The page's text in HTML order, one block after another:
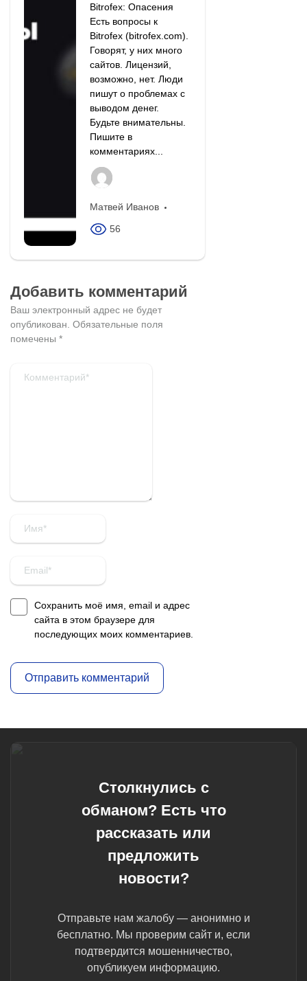
Bitrofex: Опасения
Есть вопросы к
Bitrofex (bitrofex.com).
Говорят, у них много
сайтов. Лицензий,
возможно, нет. Люди
пишут о проблемах с
выводом денег.
Будьте внимательны.
Пишите в
комментариях...
Матвей Иванов
56
Добавить комментарий
Ваш электронный адрес не будет
опубликован. Обязательные поля
помечены *
Сохранить моё имя, email и адрес
сайта в этом браузере для
последующих моих комментариев.
Столкнулись с
обманом? Есть что
рассказать или
предложить
новости?
Отправьте нам жалобу — анонимно и
бесплатно. Мы проверим сайт и, если
подтвердится мошенничество,
опубликуем информацию.